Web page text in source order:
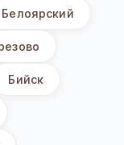
Белоярский
Бийск